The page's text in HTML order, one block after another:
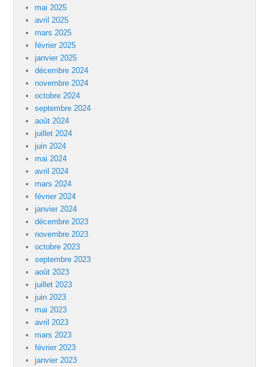
mai 2025
avril 2025
mars 2025
février 2025
janvier 2025
décembre 2024
novembre 2024
octobre 2024
septembre 2024
août 2024
juillet 2024
juin 2024
mai 2024
avril 2024
mars 2024
février 2024
janvier 2024
décembre 2023
novembre 2023
octobre 2023
septembre 2023
août 2023
juillet 2023
juin 2023
mai 2023
avril 2023
mars 2023
février 2023
janvier 2023